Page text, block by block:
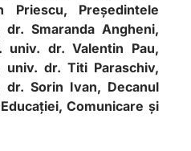
Președintele
Smaranda Angheni,
univ. dr. Valentin Pau,
univ. dr. Titi Paraschiv,
dr. Sorin Ivan, Decanul
Comunicare și